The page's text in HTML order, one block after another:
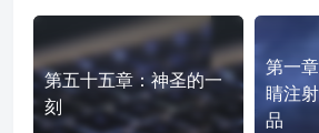
第五十五章：神圣的一
刻
第一
睛注
品